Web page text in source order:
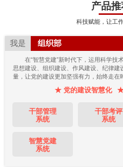
产品
科技赋能，让工
我是 组织部
在“智慧党建”新时代下，运用科学技
思想建设、组织建设、作风建设、纪律
量，让党的建设更加坚强有力，始终走在
★ 党的建设智慧化 ★
干部管理
系统
干部考评
系统
智慧党建
系统